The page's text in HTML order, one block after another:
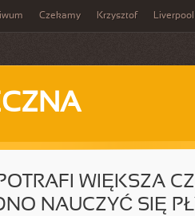
Czekamy Krzysztof Liverpool
WIĘKSZA
NAUCZYĆ SIĘ